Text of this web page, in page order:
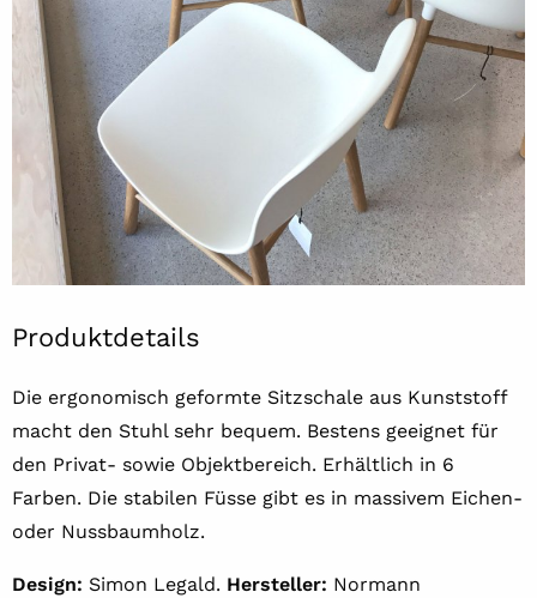
Produktdetails
Die ergonomisch geformte Sitzschale aus Kunststoff
macht den Stuhl sehr bequem. Bestens geeignet für
den Privat- sowie Objektbereich. Erhältlich in 6
Farben. Die stabilen Füsse gibt es in massivem Eichen-
oder Nussbaumholz.
Design: Simon Legald. Hersteller: Normann